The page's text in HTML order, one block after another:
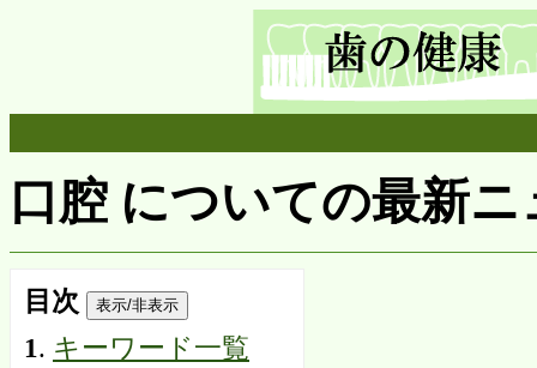
口腔 についての最新ニ
目次 表示/非表示
1. キーワード一覧